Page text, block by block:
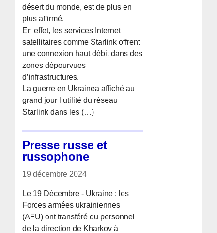
désert du monde, est de plus en
plus affirmé.
En effet, les services Internet
satellitaires comme Starlink offrent
une connexion haut débit dans des
zones dépourvues
d’infrastructures.
La guerre en Ukrainea affiché au
grand jour l’utilité du réseau
Starlink dans les (…)
Presse russe et
russophone
19 décembre 2024
Le 19 Décembre - Ukraine : les
Forces armées ukrainiennes
(AFU) ont transféré du personnel
de la direction de Kharkov à